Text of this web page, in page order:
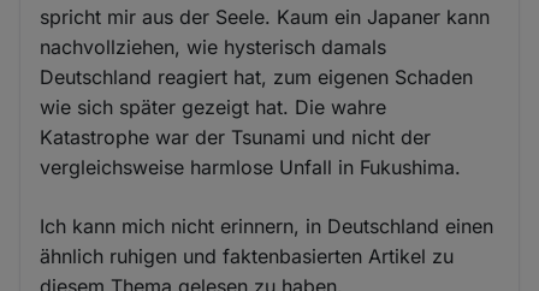
spricht mir aus der Seele. Kaum ein Japaner kann
nachvollziehen, wie hysterisch damals
Deutschland reagiert hat, zum eigenen Schaden
wie sich später gezeigt hat. Die wahre
Katastrophe war der Tsunami und nicht der
vergleichsweise harmlose Unfall in Fukushima.
Ich kann mich nicht erinnern, in Deutschland einen
ähnlich ruhigen und faktenbasierten Artikel zu
diesem Thema gelesen zu haben.